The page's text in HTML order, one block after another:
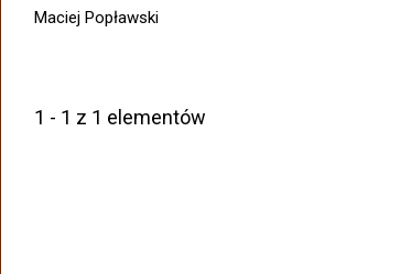
Maciej Popławski
1 - 1 z 1 elementów